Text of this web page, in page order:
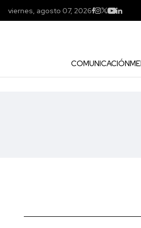
viernes, agosto 07, 2026
COMUNICACIÓN